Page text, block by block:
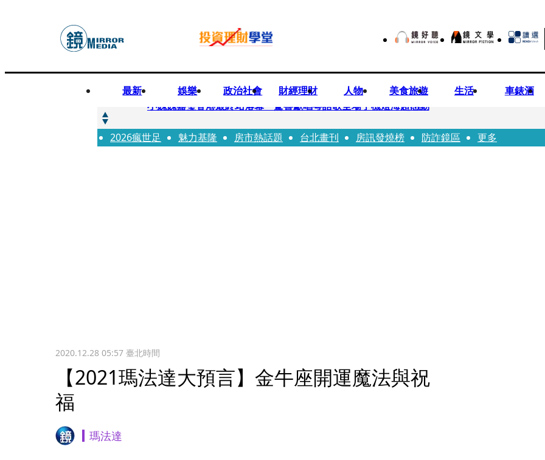
最新 娛樂 政治社會 財經理財 人物 美食旅遊 生活 車錶酒
快訊
小魏魏嘉瑩香港最終站落幕 驚喜獻唱粵語歌全場手機燈海超感動
快訊
台股明年有望挑戰5萬 杜金龍建議小資族這樣配置ETF
2026瘋世足 魅力基隆 房市熱話題 台北畫刊 房訊發燒榜 防詐鏡區 更多
2020.12.28 05:57臺北時間
【2021瑪法達大預言】金牛座開運魔法與祝
福
瑪法達